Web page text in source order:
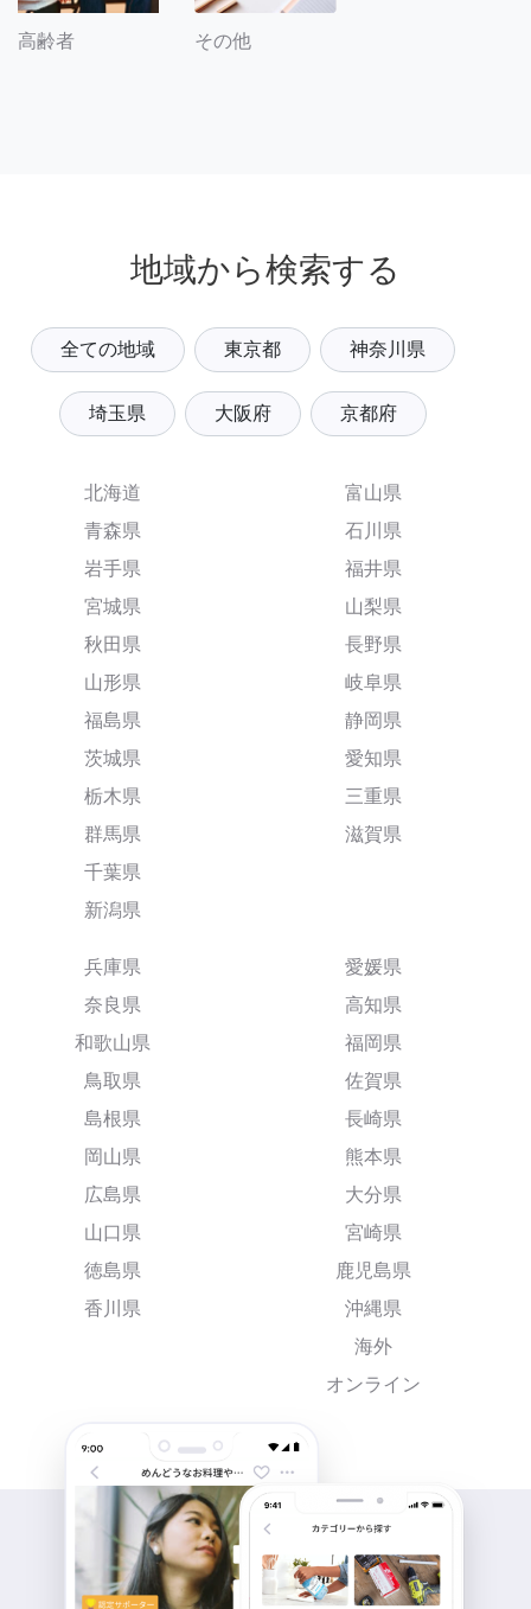
高齢者 その他
地域から検索する
全ての地域 東京都 神奈川県
埼玉県 大阪府 京都府
北海道
青森県
岩手県
宮城県
秋田県
山形県
福島県
茨城県
栃木県
群馬県
千葉県
新潟県
富山県
石川県
福井県
山梨県
長野県
岐阜県
静岡県
愛知県
三重県
滋賀県
兵庫県
奈良県
和歌山県
鳥取県
島根県
岡山県
広島県
山口県
徳島県
香川県
愛媛県
高知県
福岡県
佐賀県
長崎県
熊本県
大分県
宮崎県
鹿児島県
沖縄県
海外
オンライン